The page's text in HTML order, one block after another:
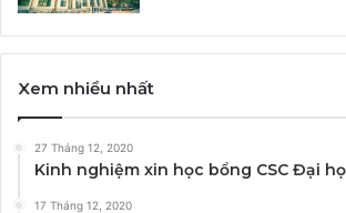
Xem nhiều nhất
27 Tháng 12, 2020
Kinh nghiệm xin học bổng CSC Đại
17 Tháng 12, 2020